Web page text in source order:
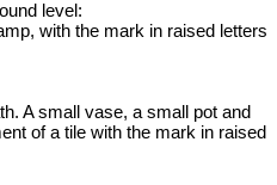
level:
with the mark in raised letters
A small vase, a small pot and
of a tile with the mark in raised